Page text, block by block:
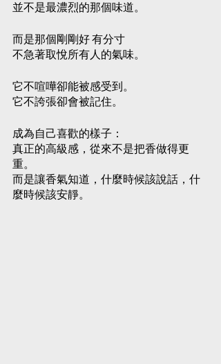
並不是最濃烈的那個味道。
而是那個剛剛好 有分寸
不急著取悅所有人的氣味。
它不喧嘩卻能被感受到。
它不誇張卻會被記住。
成為自己喜歡的樣子：
真正的高級感，從來不是把香做得更
重。
而是讓香氣知道，什麼時候該說話，什
麼時候該安靜。